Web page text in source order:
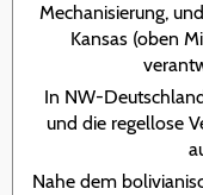
Mechanisierung,
Kansas (oben
In NW-
und die regellose
Nahe dem